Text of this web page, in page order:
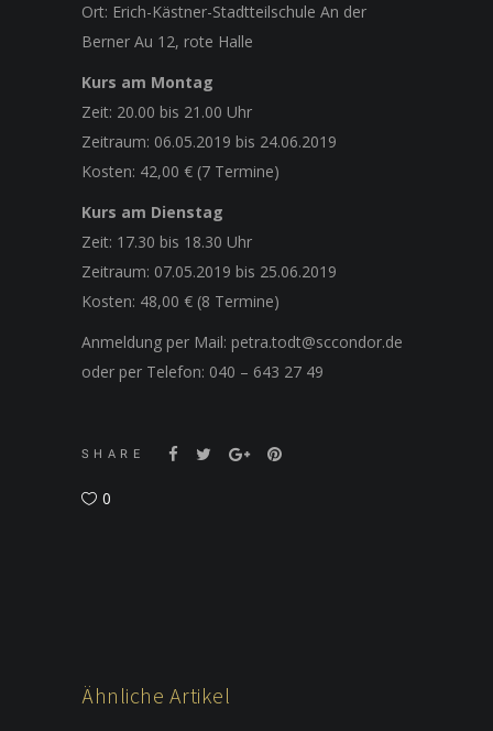
Ort: Erich-Kästner-Stadtteilschule An der
Berner Au 12, rote Halle
Kurs am Montag
Zeit: 20.00 bis 21.00 Uhr
Zeitraum: 06.05.2019 bis 24.06.2019
Kosten: 42,00 € (7 Termine)
Kurs am Dienstag
Zeit: 17.30 bis 18.30 Uhr
Zeitraum: 07.05.2019 bis 25.06.2019
Kosten: 48,00 € (8 Termine)
Anmeldung per Mail: petra.todt@sccondor.de
oder per Telefon: 040 – 643 27 49
SHARE
0
Ähnliche Artikel